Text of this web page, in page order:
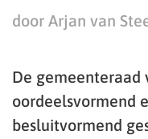
door Arjan van
De gemeenteraad
oordeelsvormend
besluitvormend